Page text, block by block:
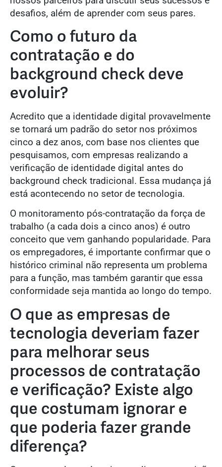
desafios, além de aprender com seus pares.
Como o futuro da
contratação e do
background check deve
evoluir?
Acredito que a identidade digital provavelmente
se tornará um padrão do setor nos próximos
cinco a dez anos, com base nos clientes que
pesquisamos, com empresas realizando a
verificação de identidade digital antes do
background check tradicional. Essa mudança já
está acontecendo no setor de tecnologia.
O monitoramento pós-contratação da força de
trabalho (a cada dois a cinco anos) é outro
conceito que vem ganhando popularidade. Para
os empregadores, é importante confirmar que o
histórico criminal não representa um problema
para a função, mas também garantir que essa
conformidade seja mantida ao longo do tempo.
O que as empresas de
tecnologia deveriam fazer
para melhorar seus
processos de contratação
e verificação? Existe algo
que costumam ignorar e
que poderia fazer grande
diferença?